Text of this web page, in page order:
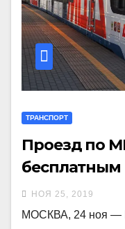
ТРАНСПОРТ
Проезд по
бесплатным
НОЯ 25, 2019
МОСКВА, 24 ноя —